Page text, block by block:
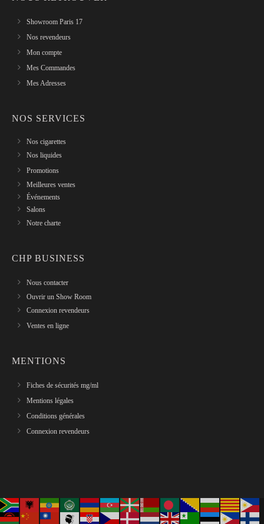
Showroom Paris 17
Nos revendeurs
Mon compte
Mes Commandes
Mes Adresses
NOS SERVICES
Nos cigarettes
Nos liquides
Promotions
Meilleures ventes
Événements
Salons
Notre charte
CHP BUSINESS
Nous contacter
Ouvrir un Show Room
Connexion revendeurs
Ventes en ligne
MENTIONS
Fiches de sécurités mg/ml
Mentions légales
Conditions générales
Connexion revendeurs